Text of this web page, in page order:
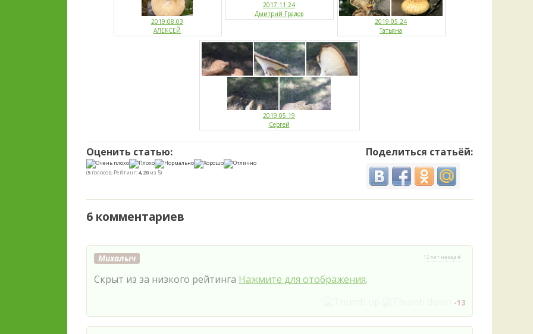
2019.08.03
АЛЕКСЕЙ
2017.11.24
Дмитрий Градов
2019.05.24
Татьяна
2019.05.19
Сергей
Оценить статью:
(5 голосов, Рейтинг: 4,20 из 5)
Поделиться статьёй:
6 комментариев
Михалыч 12 лет назад #
Скрыт из за низкого рейтинга Нажмите для отображения.
-13